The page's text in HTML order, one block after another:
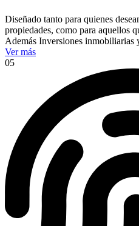
Diseñado tanto para quienes
propiedades, como para aquellos
Además Inversiones inmobiliarias
Ver más
05